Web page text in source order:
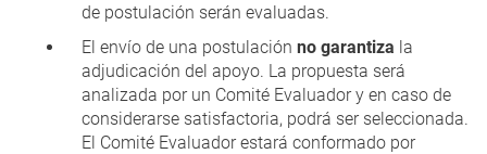
de postulación serán evaluadas.
El envío de una postulación no garantiza la
adjudicación del apoyo. La propuesta será
analizada por un Comité Evaluador y en caso de
considerarse satisfactoria, podrá ser seleccionada.
El Comité Evaluador estará conformado por